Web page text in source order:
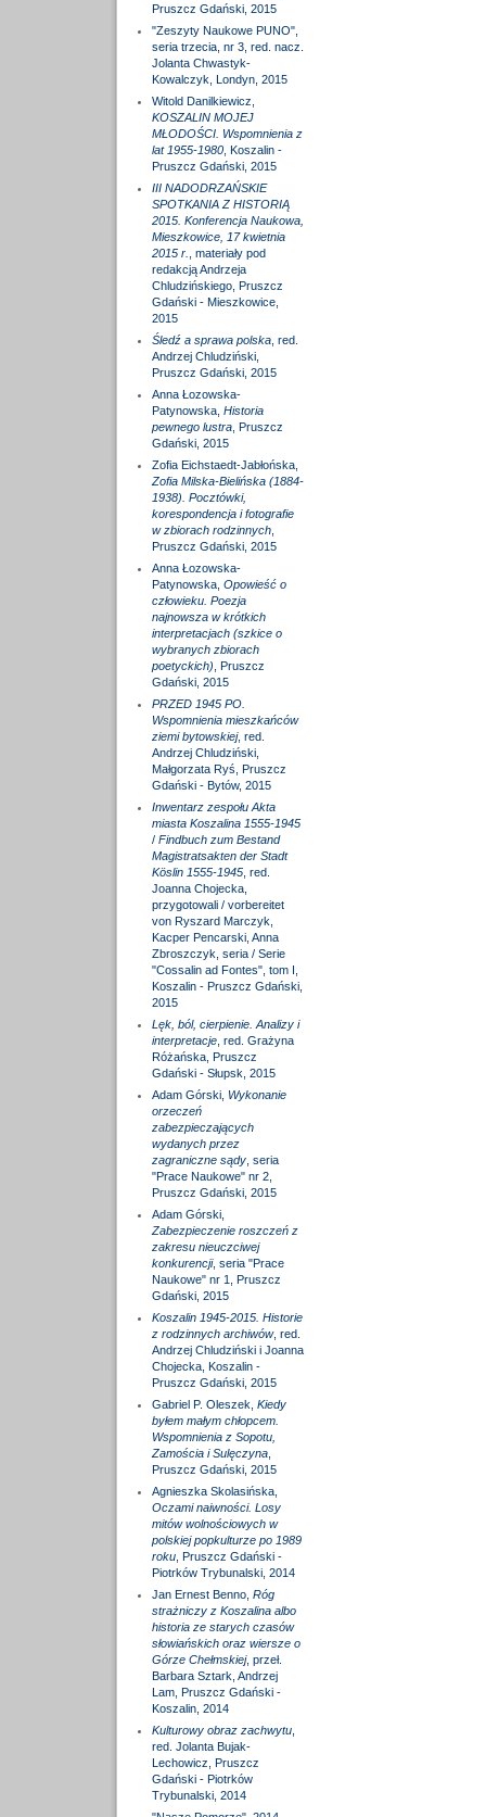
Pruszcz Gdański, 2015
"Zeszyty Naukowe PUNO",
seria trzecia, nr 3, red. nacz.
Jolanta Chwastyk-
Kowalczyk, Londyn, 2015
Witold Danilkiewicz,
KOSZALIN MOJEJ
MŁODOŚCI. Wspomnienia z
lat 1955-1980, Koszalin -
Pruszcz Gdański, 2015
III NADODRZAŃSKIE
SPOTKANIA Z HISTORIĄ
2015. Konferencja Naukowa,
Mieszkowice, 17 kwietnia
2015 r.
, materiały pod
redakcją Andrzeja
Chludzińskiego, Pruszcz
Gdański - Mieszkowice,
2015
Śledź a sprawa polska, red.
Andrzej Chludziński,
Pruszcz Gdański, 2015
Anna Łozowska-
Patynowska, Historia
pewnego lustra, Pruszcz
Gdański, 2015
Zofia Eichstaedt-Jabłońska,
Zofia Milska-Bielińska (1884-
1938). Pocztówki,
korespondencja i fotografie
w zbiorach rodzinnych,
Pruszcz Gdański, 2015
Anna Łozowska-
Patynowska, Opowieść o
człowieku. Poezja
najnowsza w krótkich
interpretacjach (szkice o
wybranych zbiorach
poetyckich) , Pruszcz
Gdański, 2015
PRZED 1945 PO.
Wspomnienia mieszkańców
ziemi bytowskiej, red.
Andrzej Chludziński,
Małgorzata Ryś, Pruszcz
Gdański - Bytów, 2015
Inwentarz zespołu Akta
miasta Koszalina 1555-1945
/ Findbuch zum Bestand
Magistratsakten der Stadt
Köslin 1555-1945, red.
Joanna Chojecka,
przygotowali / vorbereitet
von Ryszard Marczyk,
Kacper Pencarski, Anna
Zbroszczyk, seria / Serie
"Cossalin ad Fontes", tom I,
Koszalin - Pruszcz Gdański,
2015
Lęk, ból, cierpienie. Analizy i
interpretacje, red. Grażyna
Różańska, Pruszcz
Gdański - Słupsk, 2015
Adam Górski, Wykonanie
orzeczeń
zabezpieczających
wydanych przez
zagraniczne sądy, seria
"Prace Naukowe" nr 2,
Pruszcz Gdański, 2015
Adam Górski,
Zabezpieczenie roszczeń z
zakresu nieuczciwej
konkurencji, seria "Prace
Naukowe" nr 1, Pruszcz
Gdański, 2015
Koszalin 1945-2015. Historie
z rodzinnych archiwów, red.
Andrzej Chludziński i Joanna
Chojecka, Koszalin -
Pruszcz Gdański, 2015
Gabriel P. Oleszek, Kiedy
byłem małym chłopcem.
Wspomnienia z Sopotu,
Zamościa i Sulęczyna,
Pruszcz Gdański, 2015
Agnieszka Skolasińska,
Oczami naiwności. Losy
mitów wolnościowych w
polskiej popkulturze po 1989
roku, Pruszcz Gdański -
Piotrków Trybunalski, 2014
Jan Ernest Benno, Róg
strażniczy z Koszalina albo
historia ze starych czasów
słowiańskich oraz wiersze o
Górze Chełmskiej, przeł.
Barbara Sztark, Andrzej
Lam, Pruszcz Gdański -
Koszalin, 2014
Kulturowy obraz zachwytu,
red. Jolanta Bujak-
Lechowicz, Pruszcz
Gdański - Piotrków
Trybunalski, 2014